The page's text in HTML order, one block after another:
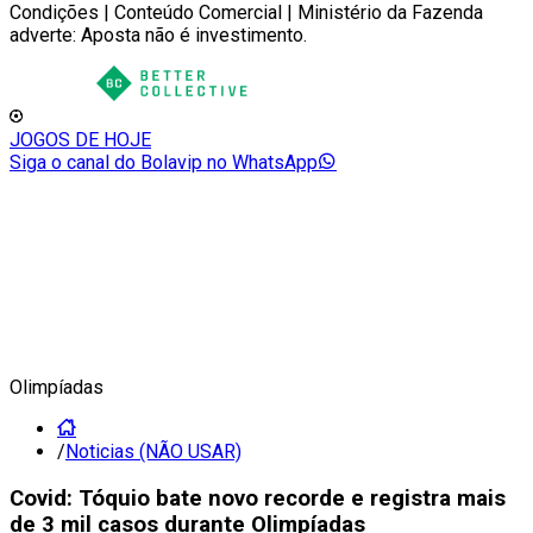
Condições | Conteúdo Comercial | Ministério da Fazenda
adverte: Aposta não é investimento.
JOGOS DE HOJE
Siga o canal do Bolavip no WhatsApp
Olimpíadas
/Noticias (NÃO USAR)
Covid: Tóquio bate novo recorde e registra mais
de 3 mil casos durante Olimpíadas